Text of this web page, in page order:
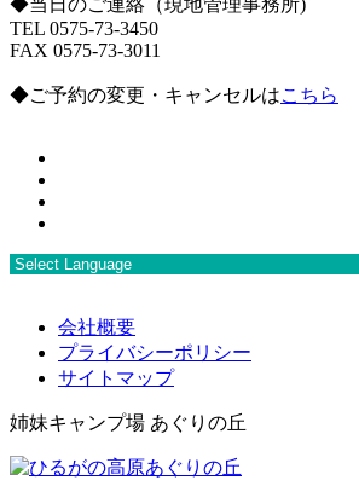
TEL 0575-73-3450
FAX 0575-73-3011
◆ご予約の変更・キャンセルはこちら
会社概要
プライバシーポリシー
サイトマップ
姉妹キャンプ場 あぐりの丘